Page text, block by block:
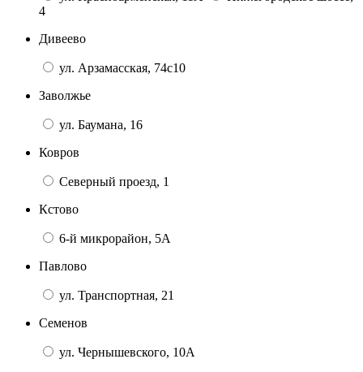
4
Дивеево
ул. Арзамасская, 74с10
Заволжье
ул. Баумана, 16
Ковров
Северный проезд, 1
Кстово
6-й микрорайон, 5А
Павлово
ул. Транспортная, 21
Семенов
ул. Чернышевского, 10А